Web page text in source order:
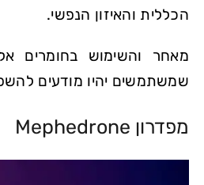
הכללית והאיזון הנפשי.
מאחר והשימוש בחומרים
שמשתמשים יהיו מודעים
מפדרון Mephedrone